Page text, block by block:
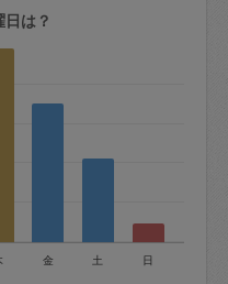
午前9時開始の場
まで＝依頼料金の
まで＝依頼金額の
ャンセル＝依頼
は？
金 土 日